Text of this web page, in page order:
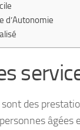
d’Autonomie
des
âgées